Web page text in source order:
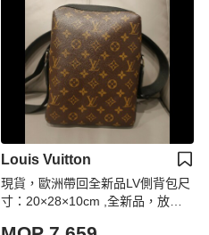
Louis Vuitton
現貨，歐洲帶回全新品LV側背包尺
寸：20×28×10cm ,全新品，放久